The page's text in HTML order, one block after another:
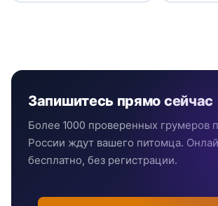
Запишитесь прямо сейчас
Более 1000 проверенных грумеров
России ждут вашего питомца.
бесплатно, без регистрации.